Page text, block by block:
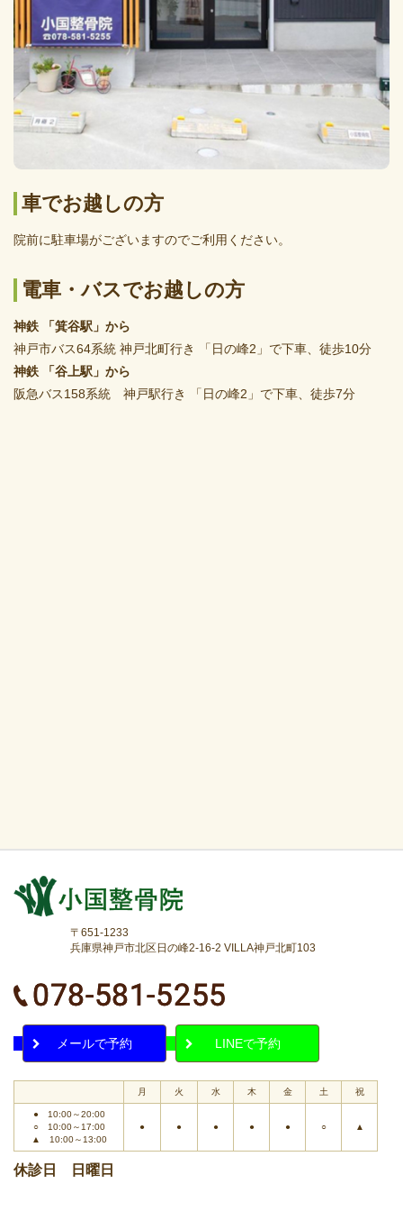
車でお越しの方
院前に駐車場がございますのでご利用ください。
電車・バスでお越しの方
神鉄 「箕谷駅」から
神戸市バス64系統 神戸北町行き 「日の峰2」で下車、徒歩10分
神鉄 「谷上駅」から
阪急バス158系統 神戸駅行き 「日の峰2」で下車、徒歩7分
〒651-1233
兵庫県神戸市北区日の峰2-16-2 VILLA神戸北町103
メールで予約 LINEで予約
月 火 水 木 金 土 祝
● 10:00～20:00
○ 10:00～17:00
▲ 10:00～13:00
● ● ● ● ● ○ ▲
休診日 日曜日